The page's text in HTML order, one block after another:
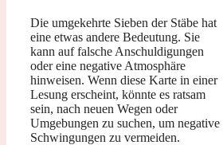
Die umgekehrte Sieben der Stäbe hat
eine etwas andere Bedeutung. Sie
kann auf falsche Anschuldigungen
oder eine negative Atmosphäre
hinweisen. Wenn diese Karte in einer
Lesung erscheint, könnte es ratsam
sein, nach neuen Wegen oder
Umgebungen zu suchen, um negative
Schwingungen zu vermeiden.